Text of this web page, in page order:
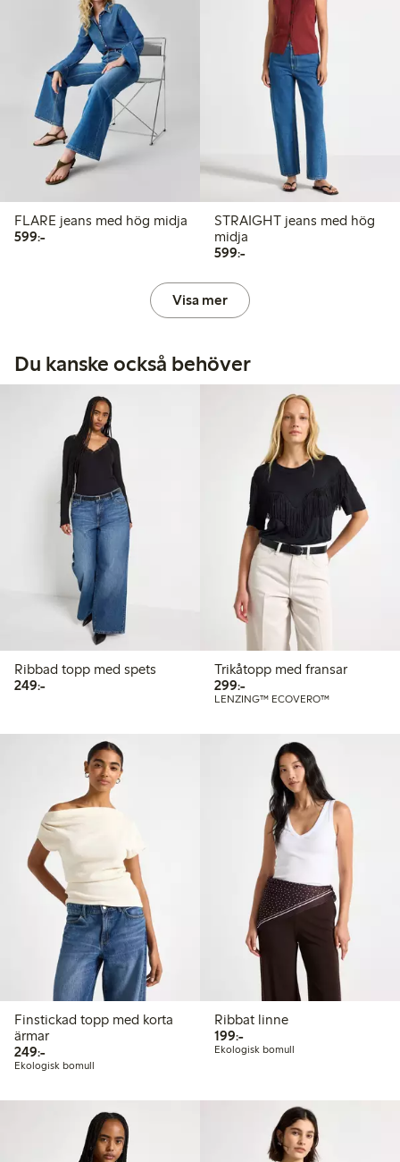
FLARE jeans med hög midja
599:-599,00 kr
STRAIGHT jeans med hög
midja
599:-599,00 kr
Visa mer
Du kanske också behöver
Ribbad topp med spets
249:-249,00 kr
Trikåtopp med fransar
299:-299,00 kr
LENZING™ ECOVERO™
Finstickad topp med korta
ärmar
249:-249,00 kr
Ekologisk bomull
Ribbat linne
199:-199,00 kr
Ekologisk bomull